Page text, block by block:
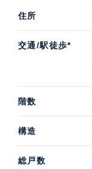
住所
交通/駅徒歩*
階数
構造
総戸数